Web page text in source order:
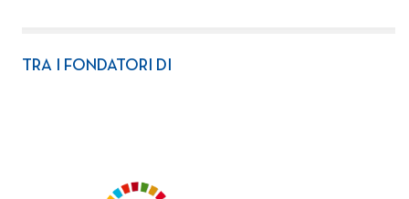
TRA I FONDATORI DI